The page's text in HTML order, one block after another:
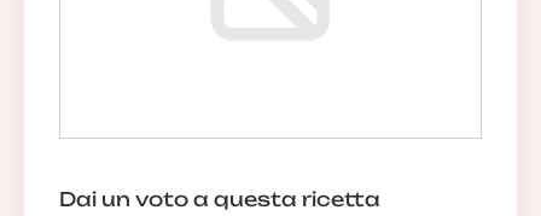
Dai un voto a questa ricetta